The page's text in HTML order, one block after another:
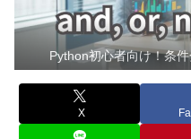
Python初心者向け！条
X